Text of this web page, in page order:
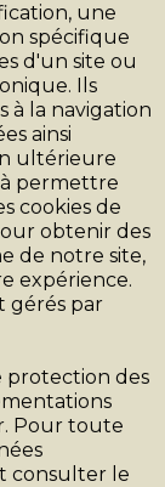
une
spécifique
d'un site ou
Ils
à la navigation
ainsi
ultérieure
permettre
cookies de
obtenir des
de notre site,
expérience.
gérés par
protection des
Pour toute
consulter le